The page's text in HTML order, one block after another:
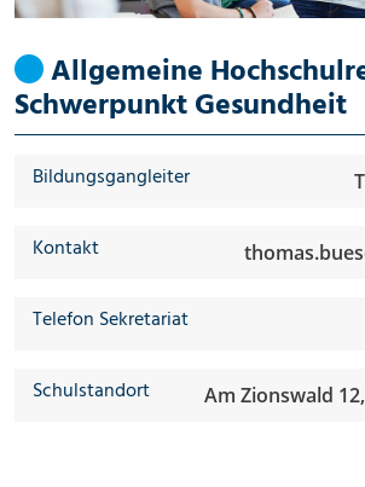
Allgemeine
Schwerpunkt Gesundheit
Bildungsgangleiter
Kontakt
Telefon Sekretariat
Schulstandort Am Zionswald